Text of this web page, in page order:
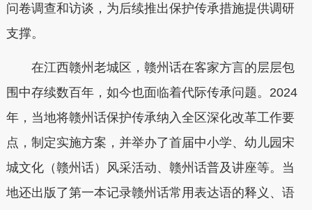
问卷调查和访谈，为后续推出保护传承措施提供调研
支撑。
在江西赣州老城区，赣州话在客家方言的层层包
围中存续数百年，如今也面临着代际传承问题。2024
年，当地将赣州话保护传承纳入全区深化改革工作要
点，制定实施方案，并举办了首届中小学、幼儿园宋
城文化（赣州话）风采活动、赣州话普及讲座等。当
地还出版了第一本记录赣州话常用表达语的释义、语